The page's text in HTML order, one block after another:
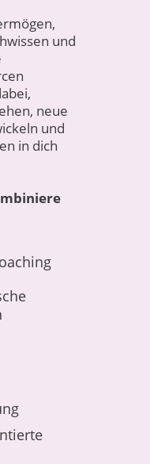
und
neue
und
in dich